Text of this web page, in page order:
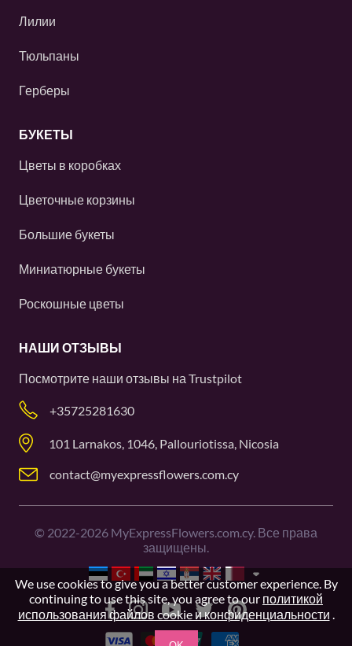
Лилии
Тюльпаны
Герберы
БУКЕТЫ
Цветы в коробках
Цветочные корзины
Большие букеты
Миниатюрные букеты
Роскошные цветы
НАШИ ОТЗЫВЫ
Посмотрите наши отзывы на Trustpilot
+35725281630
101 Larnakos, 1046, Pallouriotissa, Nicosia
contact@myexpressflowers.com.cy
© 2022-2026 MyExpressFlowers.com.cy. Все права
защищены.
We use cookies to give you a better customer experience. By
continuing to use this site, you agree to our политикой
использования файлов cookie и конфиденциальности .